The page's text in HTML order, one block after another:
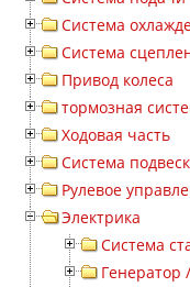
Система
Система
Привод колеса
тормозная
Ходовая часть
Система
Рулевое
Электрика
Система
Генератор